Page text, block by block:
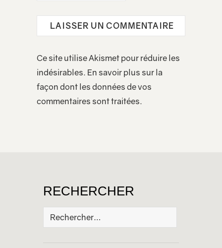
Ce site utilise Akismet pour réduire les
indésirables. En savoir plus sur la
façon dont les données de vos
commentaires sont traitées.
RECHERCHER
Rechercher :